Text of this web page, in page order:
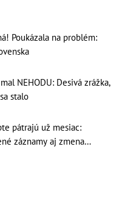
Poukázala na problém:
NEHODU: Desivá zrážka,
stalo
pátrajú už mesiac:
záznamy aj zmena